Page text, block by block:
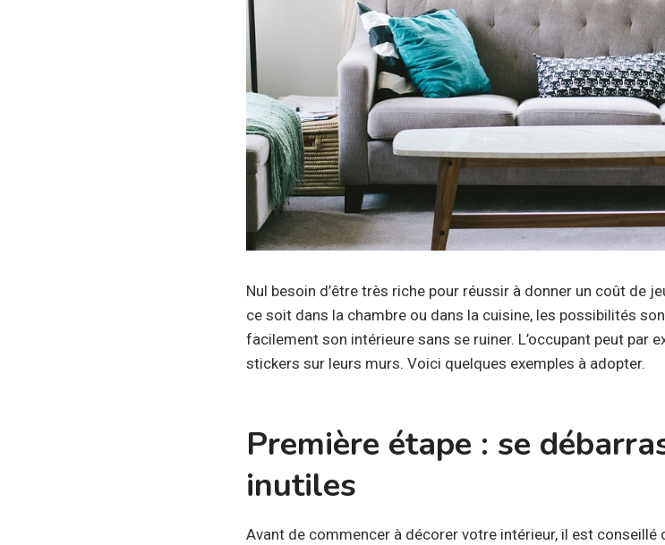
Nul besoin d’être très riche pour réussir à donner un coût de
ce soit dans la chambre ou dans la cuisine, les possibilités
facilement son intérieure sans se ruiner. L’occupant peut par
stickers sur leurs murs. Voici quelques exemples à adopter.
Première étape : se
inutiles
Avant de commencer à décorer votre intérieur, il est